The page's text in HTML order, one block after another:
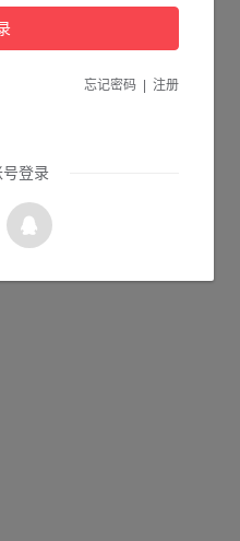
忘记密码 注册
号登录